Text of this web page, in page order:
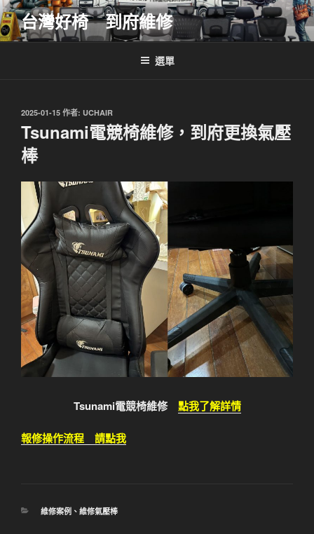
跳
至
主
台灣好椅 到府維修
選單
發
佈
於
2025-01-15 作者: UCHAIR
Tsunami電競椅維修，到府更換氣壓
棒
Tsunami電競椅維修 點我了解詳情
報修操作流程 請點我
分
維修案例、 維修氣壓棒